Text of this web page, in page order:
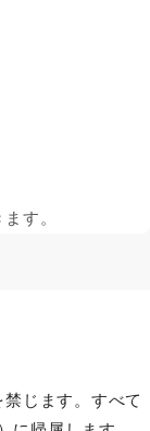
す。
じます。すべて